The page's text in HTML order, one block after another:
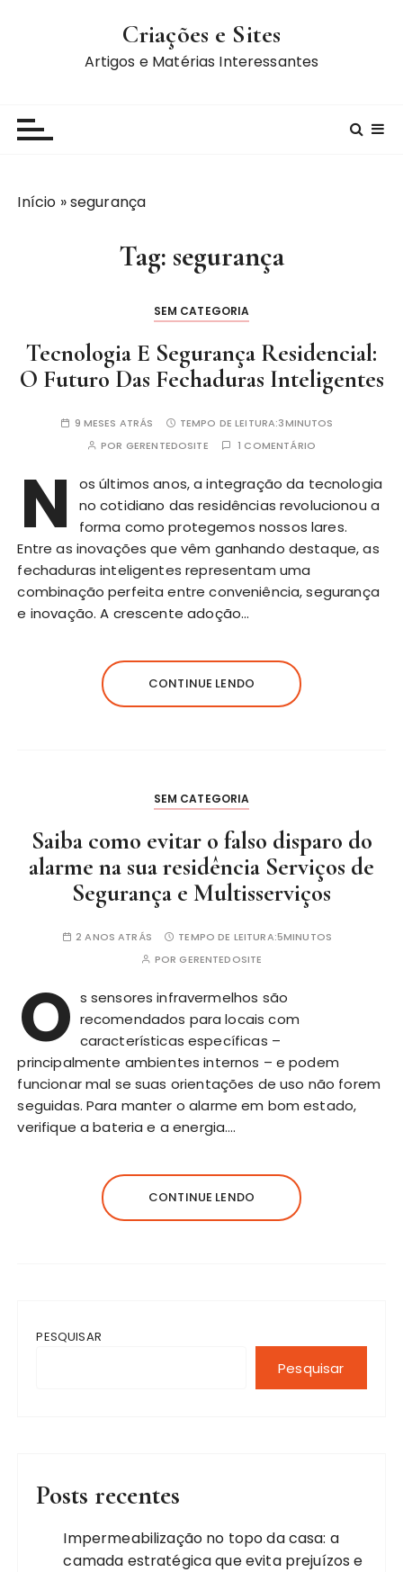
Criações e Sites
Artigos e Matérias Interessantes
Início »segurança
Tag: segurança
SEM CATEGORIA
Tecnologia E Segurança Residencial:
O Futuro Das Fechaduras Inteligentes
9 MESES ATRÁS TEMPO DE LEITURA:3MINUTOS
POR GERENTEDOSITE 1 COMENTÁRIO
N
os últimos anos, a integração da tecnologia
no cotidiano das residências revolucionou a
forma como protegemos nossos lares.
Entre as inovações que vêm ganhando destaque, as
fechaduras inteligentes representam uma
combinação perfeita entre conveniência, segurança
e inovação. A crescente adoção…
CONTINUE LENDO
SEM CATEGORIA
Saiba como evitar o falso disparo do
alarme na sua residência Serviços de
Segurança e Multisserviços
2 ANOS ATRÁS TEMPO DE LEITURA:5MINUTOS
PORGERENTEDOSITE
O s sensores infravermelhos são
recomendados para locais com
características específicas –
principalmente ambientes internos – e podem
funcionar mal se suas orientações de uso não forem
seguidas. Para manter o alarme em bom estado,
verifique a bateria e a energia….
CONTINUE LENDO
PESQUISAR
Pesquisar
Posts recentes
Impermeabilização no topo da casa: a
camada estratégica que evita prejuízos e